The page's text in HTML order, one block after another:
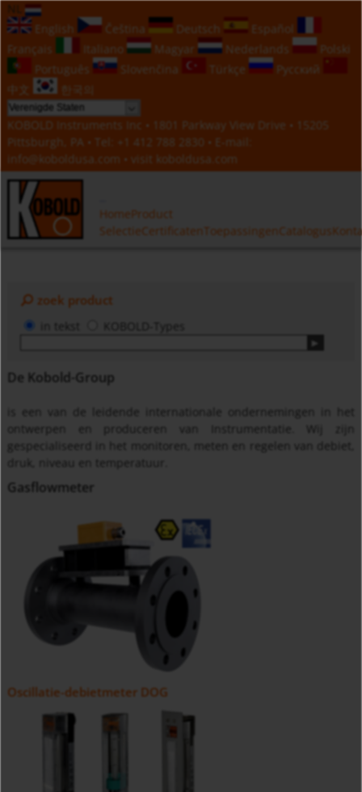
NL
English
Čeština Deutsch
Español
Français
Italiano Magyar Nederlands
Polski
Português
Slovenčina Türkçe
Русский
中文
한국의
KOBOLD Instruments Inc • 1801 Parkway View Drive • 15205
Pittsburgh, PA • Tel:
+1 412 788 2830 • E-mail:
info@koboldusa.com • visit koboldusa.com
HomeProduct
SelectieCertificaten Toepassingen Catalogus
zoek product
in tekst KOBOLD-Types
De Kobold-Group
is een van de leidende internationale ondernemingen in het
ontwerpen en produceren van Instrumentatie. Wij zijn
gespecialiseerd in het monitoren, meten en regelen van debiet,
druk, niveau en temperatuur.
Gasflowmeter
Oscillatie-debietmeter DOG